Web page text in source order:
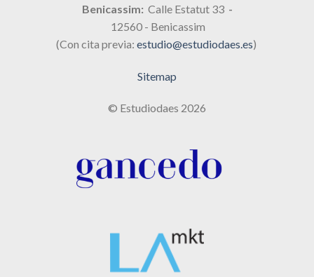
Benicassim: Calle Estatut 33 -
12560 - Benicassim
(Con cita previa: estudio@estudiodaes.es)
Sitemap
© Estudiodaes 2026